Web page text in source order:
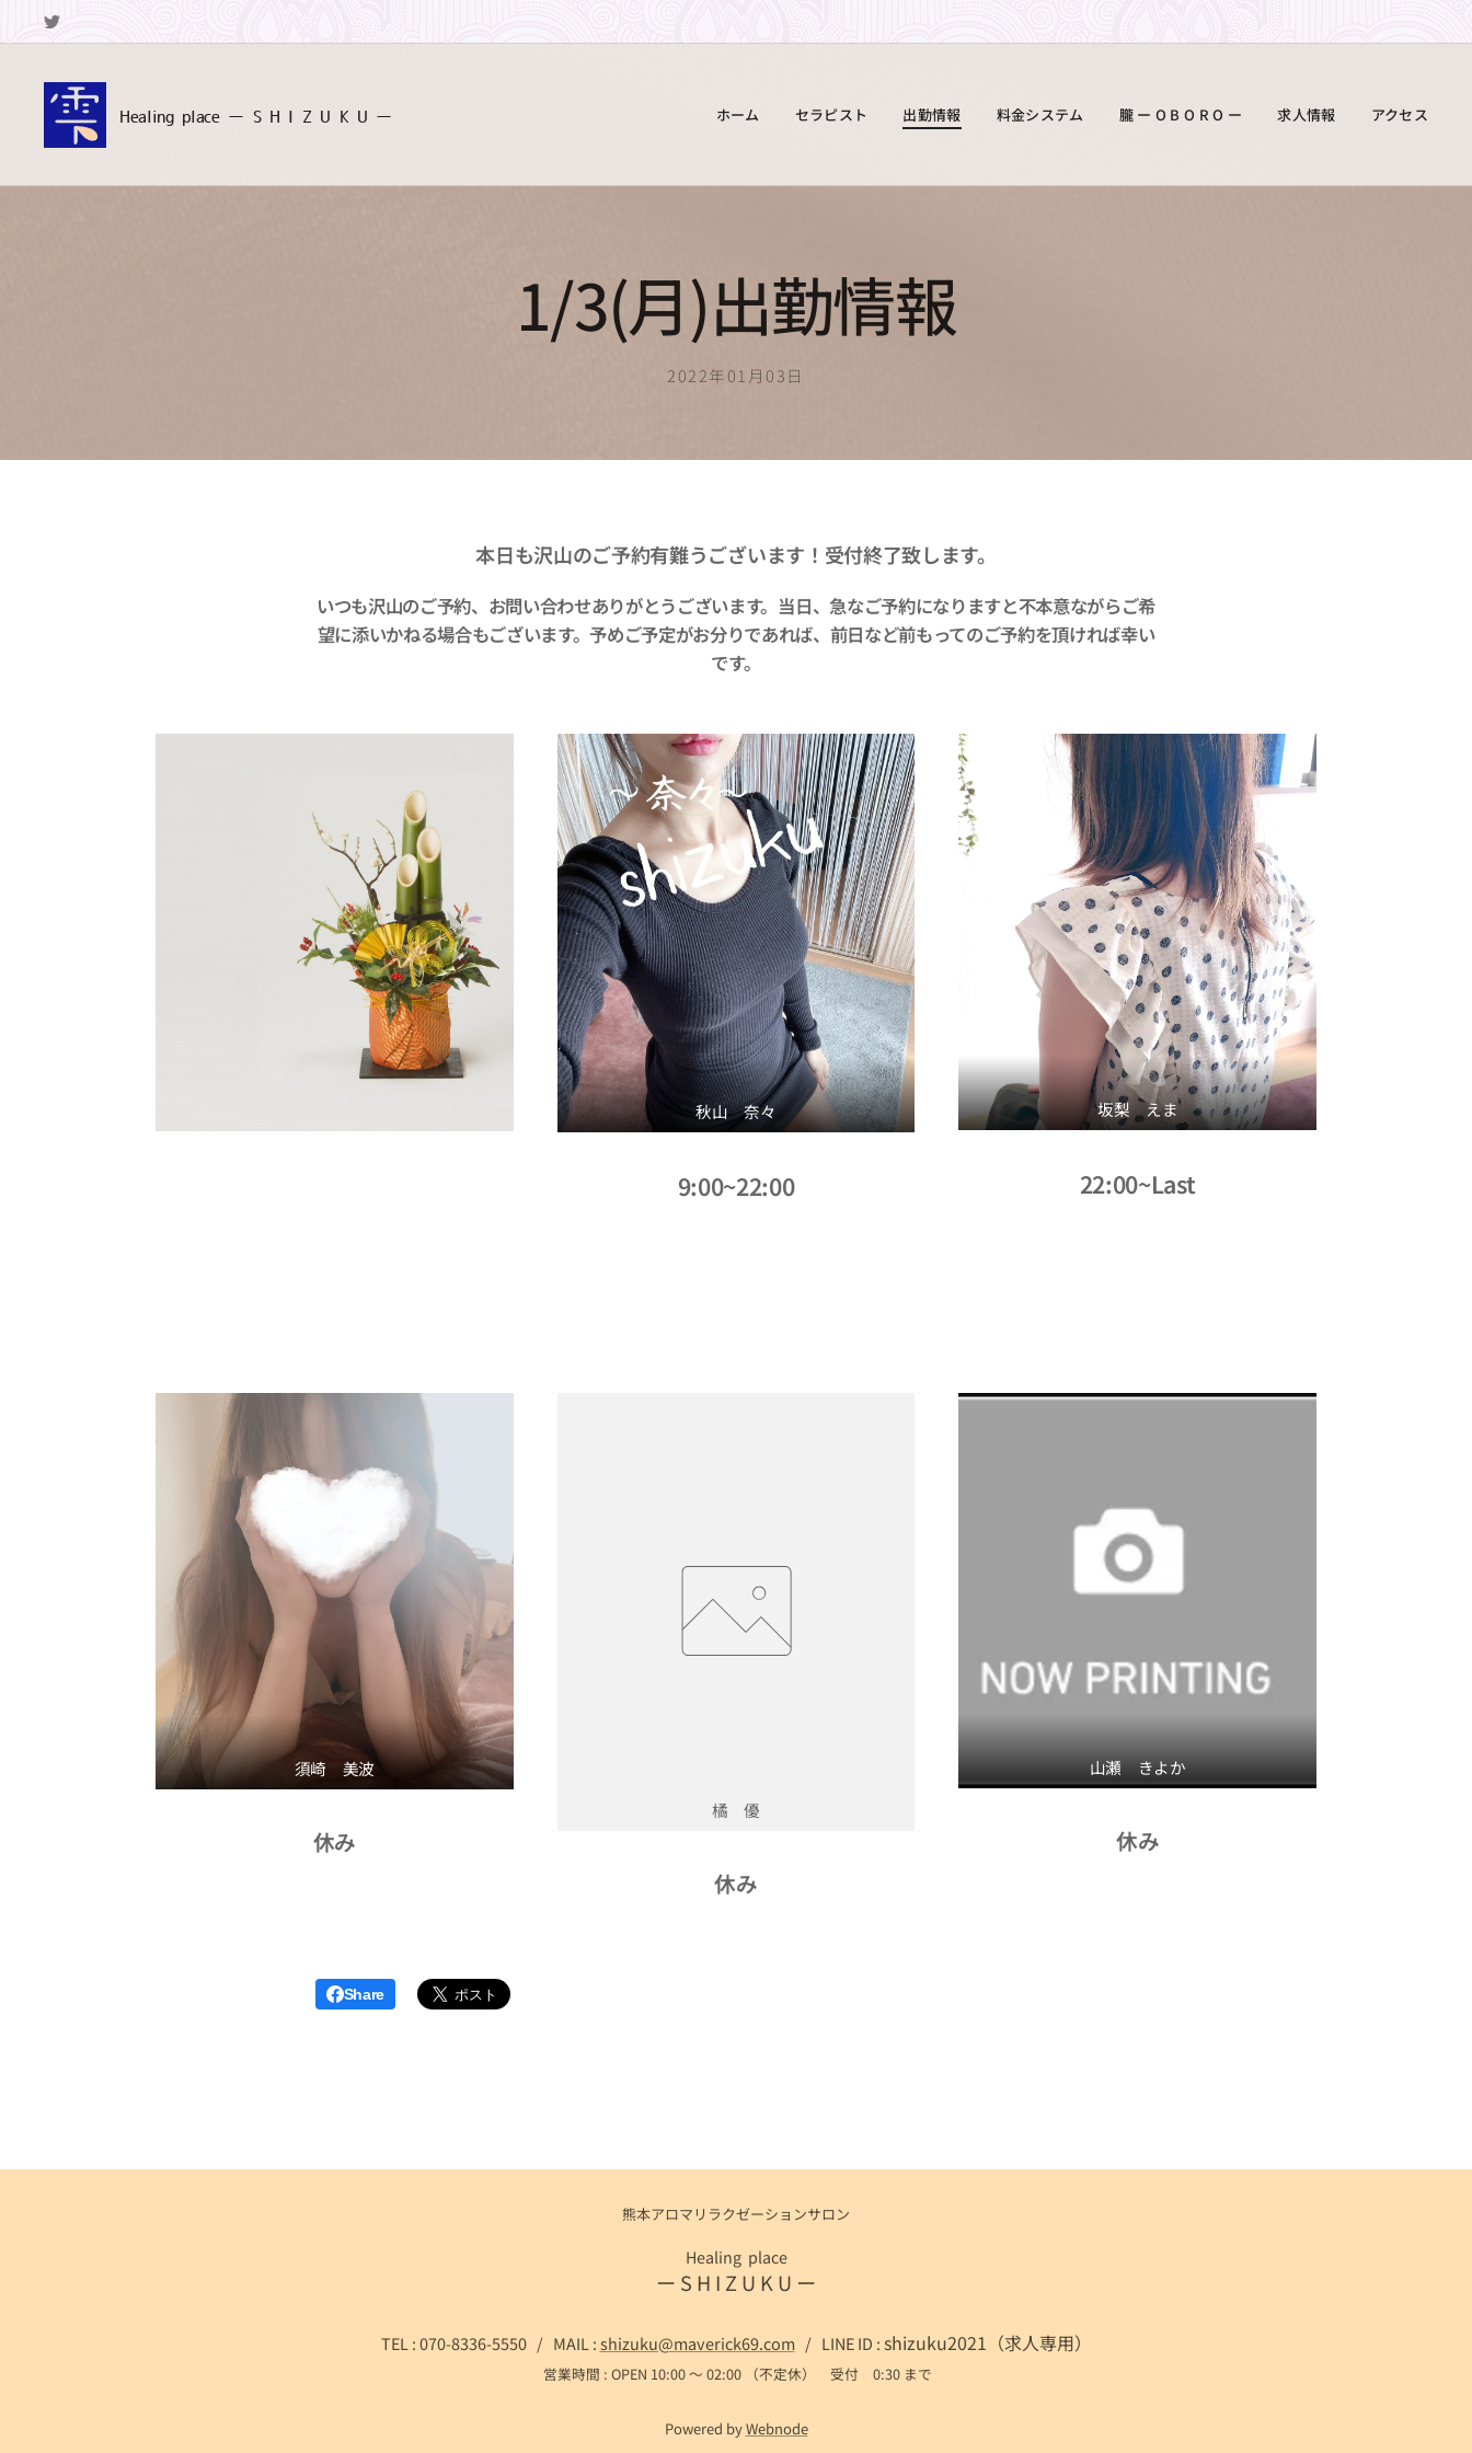
Healing place ー S H I Z U K U ー ホーム セラピスト 出勤情報 料金システム 朧 ー O B O R O ー 求人情報 アクセス
1/3(月)出勤情報
2022年01月03日
本日も沢山のご予約有難うございます！受付終了致します。
いつも沢山のご予約、お問い合わせありがとうございます。 当日、急なご予約になりますと不本意ながらご希
望に添いかねる場合もございます。予めご予定がお分りであれば、前日など前もってのご予約を頂ければ幸い
です。
秋山 奈々
9:00~22:00
坂梨 えま
22:00~Last
須崎 美波
休み
橘 優
休み
山瀬 きよか
休み
Share
熊本アロマリラクゼーションサロン
Healing place
ー S H I Z U K U ー
TEL : 070-8336-5550 / MAIL :shizuku@maverick69.com / LINE ID :shizuku2021（求人専用）
営業時間 : OPEN 10:00 ～ 02:00 （不定休） 受付 0:30 まで
Powered byWebnode